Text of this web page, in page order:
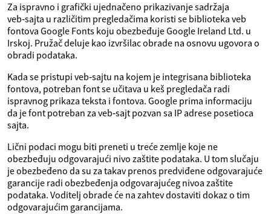
Za ispravno i grafički ujednačeno prikazivanje sadržaja
veb‑sajta u različitim pregledačima koristi se biblioteka veb
fontova Google Fonts koju obezbeđuje Google Ireland Ltd. u
Irskoj. Pružač deluje kao izvršilac obrade na osnovu ugovora o
obradi podataka.
Kada se pristupi veb‑sajtu na kojem je integrisana biblioteka
fontova, potreban font se učitava u keš pregledača radi
ispravnog prikaza teksta i fontova. Google prima informaciju
da je font potreban za veb‑sajt pozvan sa IP adrese posetioca
sajta.
Lični podaci mogu biti preneti u treće zemlje koje ne
obezbeđuju odgovarajući nivo zaštite podataka. U tom slučaju
je obezbeđeno da su za takav prenos predviđene odgovarajuće
garancije radi obezbeđenja odgovarajućeg nivoa zaštite
podataka. Voditelj obrade će na zahtev dostaviti dokaz o tim
odgovarajućim garancijama.